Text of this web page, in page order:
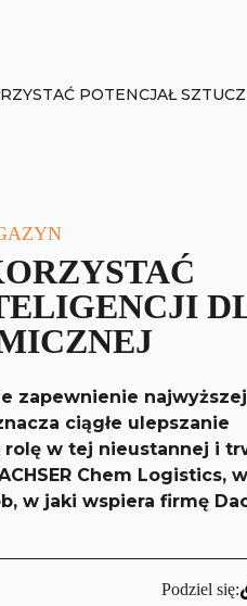
POTENCJAŁ
zapewnienie
ciągłe ulepszanie
w tej nieustannej i
Chem Logistics,
w jaki wspiera firmę
Podziel się: